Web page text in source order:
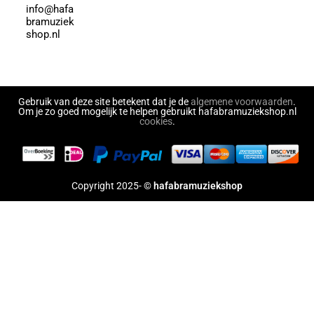
info@hafa
bramuziek
shop.nl
Gebruik van deze site betekent dat je dealgemene voorwaarden.
Om je zo goed mogelijk te helpen gebruikt hafabramuziekshop.nl
cookies.
Copyright 2025- © hafabramuziekshop